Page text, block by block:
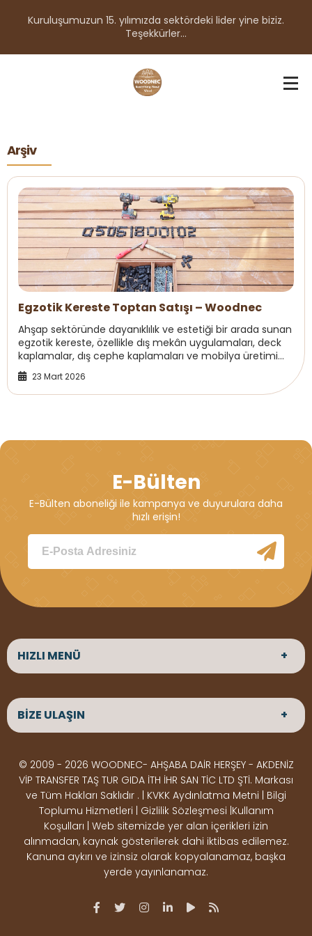
Kuruluşumuzun 15. yılımızda sektördeki lider yine biziz.
Teşekkürler...
Arşiv
Egzotik Kereste Toptan Satışı – Woodnec
Ahşap sektöründe dayanıklılık ve estetiği bir arada sunan
egzotik kereste, özellikle dış mekân uygulamaları, deck
kaplamalar, dış cephe kaplamaları ve mobilya üretimi
için tercih edilmektedir. Woodnec...
23 Mart 2026
E-Bülten
E-Bülten aboneliği ile kampanya ve duyurulara daha
hızlı erişin!
HIZLI MENÜ
ANASAYFA
HAKKIMIZDA
ÜRÜNLER
Çeşitlerimiz
Çeşitlerimiz
Kereste
Çeşitlerimiz
Ahşap
Pergole
Ürünler
Deck Montaj
Ahşap
Dekorasyon
OSB,
BİZE ULAŞIN
BİZE ULAŞIN
Altınkale mah Osmangazi cad. no 355 Döşemealtı
Antalya
ÇALIŞMA SAATLERİ
Hafta içi : Haftaiçi 09:00 - 18:00
Hafta sonu : Cumartesi 10:00 - 15:00
İLETİŞİM
© 2009 - 2026 WOODNEC- AHŞABA DAİR HERŞEY - AKDENİZ
VİP TRANSFER TAŞ TUR GIDA İTH İHR SAN TİC LTD ŞTİ. Markası
ve Tüm Hakları Saklıdır . | KVKK Aydınlatma Metni | Bilgi
Toplumu Hizmetleri | Gizlilik Sözleşmesi |Kullanım
Koşulları | Web sitemizde yer alan içerikleri izin
alınmadan, kaynak gösterilerek dahi iktibas edilemez.
Kanuna aykırı ve izinsiz olarak kopyalanamaz, başka
yerde yayınlanamaz.